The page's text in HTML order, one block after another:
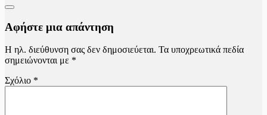
Αφήστε μια απάντηση
Η ηλ. διεύθυνση σας δεν δημοσιεύεται. Τα υποχρεωτικά πεδία
σημειώνονται με *
Σχόλιο *